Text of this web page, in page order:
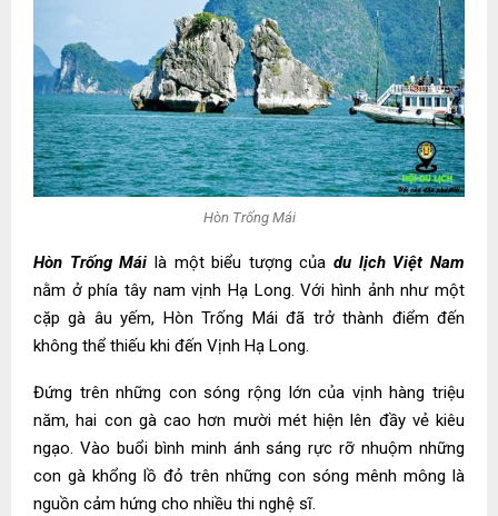
Hòn Trống Mái
Hòn Trống Mái là một biểu tượng củadu lịch Việt Nam
nằm ở phía tây nam vịnh Hạ Long. Với hình ảnh như một
cặp gà âu yếm, Hòn Trống Mái đã trở thành điểm đến
không thể thiếu khi đến Vịnh Hạ Long.
Đứng trên những con sóng rộng lớn của vịnh hàng triệu
năm, hai con gà cao hơn mười mét hiện lên đầy vẻ kiêu
ngạo. Vào buổi bình minh ánh sáng rực rỡ nhuộm những
con gà khổng lồ đỏ trên những con sóng mênh mông là
nguồn cảm hứng cho nhiều thi nghệ sĩ.